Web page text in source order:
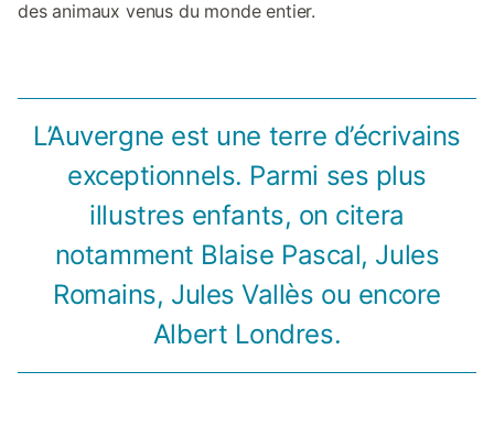
des animaux venus du monde entier.
L’Auvergne est une terre d’écrivains
exceptionnels. Parmi ses plus
illustres enfants, on citera
notamment Blaise Pascal, Jules
Romains, Jules Vallès ou encore
Albert Londres.